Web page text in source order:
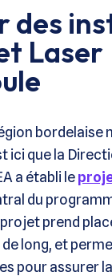
des
Laser
bordelaise
ici que la
a établi le
du
projet prend
long, et
pour assurer